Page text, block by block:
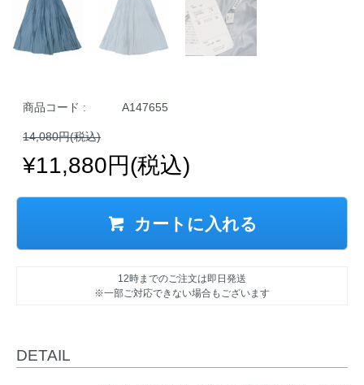
商品コード : A147655
14,080円(税込)
¥11,880円(税込)
カートに入れる
12時までのご注文は即日発送
※一部ご対応できない場合もございます
DETAIL